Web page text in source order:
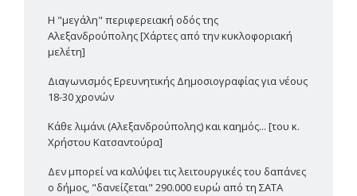
Η "μεγάλη" περιφερειακή οδός της
Αλεξανδρούπολης [Χάρτες από την κυκλοφοριακή
μελέτη]
Διαγωνισμός Ερευνητικής Δημοσιογραφίας για νέους
18-30 χρονών
Κάθε λιμάνι (Αλεξανδρούπολης) και καημός... [του κ.
Χρήστου Κατσαντούρα]
Δεν μπορεί να καλύψει τις λειτουργικές του δαπάνες
ο δήμος, "δανείζεται" 290.000 ευρώ από τη ΣΑΤΑ